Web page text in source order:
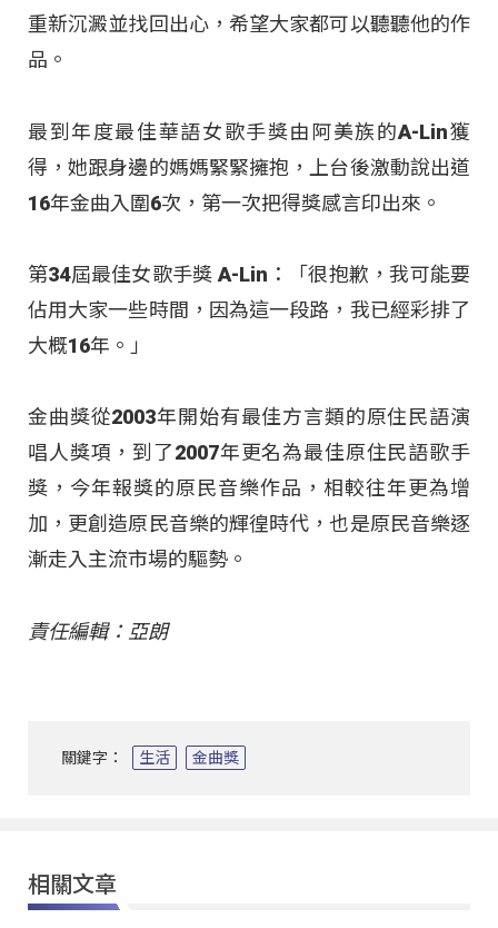
重新沉澱並找回出心，希望大家都可以聽聽他的作
品。
最到年度最佳華語女歌手獎由阿美族的A-Lin獲
得，她跟身邊的媽媽緊緊擁抱，上台後激動說出道
16年金曲入圍6次，第一次把得獎感言印出來。
第34屆最佳女歌手獎 A-Lin：「很抱歉，我可能要
佔用大家一些時間，因為這一段路，我已經彩排了
大概16年。」
金曲獎從2003年開始有最佳方言類的原住民語演
唱人獎項，到了2007年更名為最佳原住民語歌手
獎，今年報獎的原民音樂作品，相較往年更為增
加，更創造原民音樂的輝徨時代，也是原民音樂逐
漸走入主流市場的驅勢。
責任編輯：亞朗
關鍵字： 生活 金曲獎
相關文章